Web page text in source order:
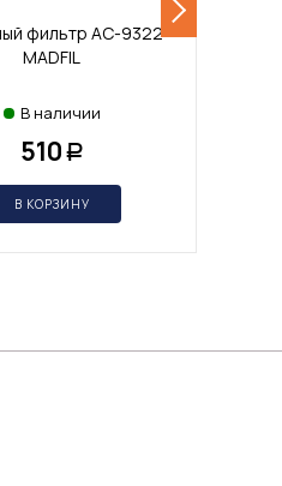
фильтр AC-9322
MADFIL
В наличии
510 Р
В КОРЗИНУ